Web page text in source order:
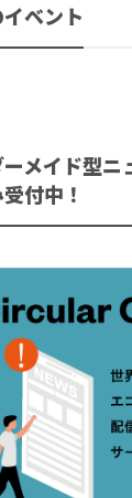
ベント
メイド型ニ
付中！